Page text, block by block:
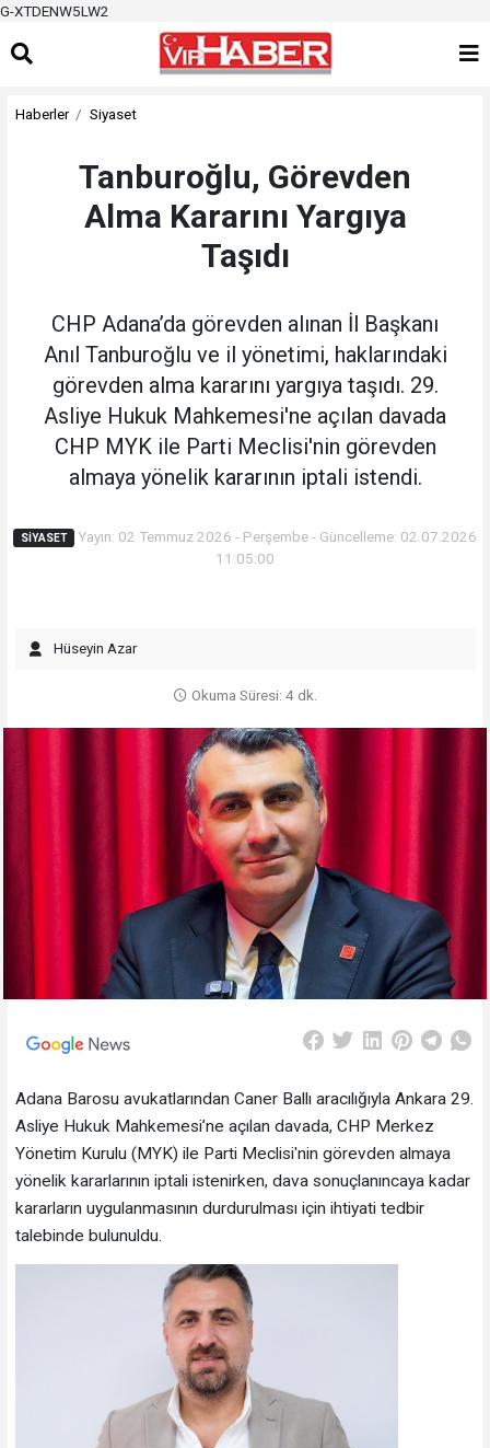
G-XTDENW5LW2
Haberler Siyaset
Tanburoğlu, Görevden
Alma Kararını Yargıya
Taşıdı
CHP Adana’da görevden alınan İl Başkanı
Anıl Tanburoğlu ve il yönetimi, haklarındaki
görevden alma kararını yargıya taşıdı. 29.
Asliye Hukuk Mahkemesi'ne açılan davada
CHP MYK ile Parti Meclisi'nin görevden
almaya yönelik kararının iptali istendi.
SIYASET
Yayın: 02 Temmuz 2026 - Perşembe - Güncelleme: 02.07.2026
11:05:00
Hüseyin Azar
Okuma Süresi: 4 dk.
Adana Barosu avukatlarından Caner Ballı aracılığıyla Ankara 29.
Asliye Hukuk Mahkemesi’ne açılan davada, CHP Merkez
Yönetim Kurulu (MYK) ile Parti Meclisi'nin görevden almaya
yönelik kararlarının iptali istenirken, dava sonuçlanıncaya kadar
kararların uygulanmasının durdurulması için ihtiyati tedbir
talebinde bulunuldu.